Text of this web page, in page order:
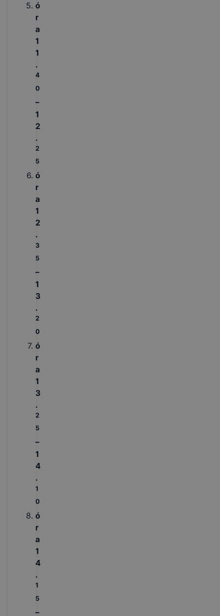
ó
r
a
1
1
.
4
0
–
1
2
.
2
5
ó
r
a
1
2
.
3
5
–
1
3
.
2
0
ó
r
a
1
3
.
2
5
–
1
4
.
1
0
ó
r
a
1
4
.
1
5
–